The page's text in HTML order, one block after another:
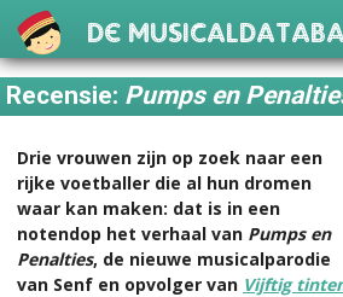
De
Recensie: Pumps en
Drie vrouwen zijn op zoek naar een
rijke voetballer die al hun dromen
waar kan maken: dat is in een
notendop het verhaal van Pumps en
Penalties, de nieuwe musicalparodie
van Senf en opvolger van Vijftig